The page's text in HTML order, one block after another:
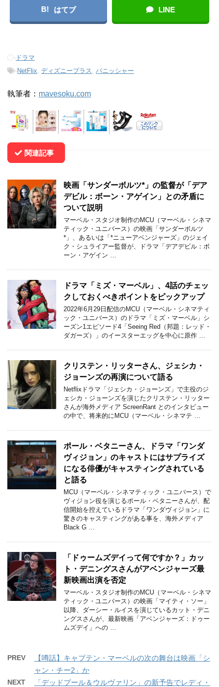
B! はてブ LINE
- ドラマ
-NetFlix ,ディズニープラス ,パニッシャー
執筆者： mavesoku.com
関連記事
映画「サンダーボルツ*」の監督が「デア
デビル：ボーン・アゲイン」との矛盾に
ついて説明
マーベル・スタジオ制作のMCU（マーベル・シネマ
ティック・ユニバース）の映画「サンダーボルツ
*」、あるいは「*ニューアベンジャーズ」のジェイ
ク・シュライアー監督が、ドラマ「デアデビル：ボ
ーン・アゲイン …
ドラマ「ミズ・マーベル」、4話のチェッ
クしておくべきポイントをピックアップ
2022年6月29日配信のMCU（マーベル・シネマティ
ック・ユニバース）のドラマ「ミズ・マーベル」シ
ーズン1エピソード4「Seeing Red（邦題：レッド・
ダガーズ）」のイースターエッグを中心に原作 …
クリステン・リッターさん、ジェシカ・
ジョーンズの再演について語る
Netflixドラマ「ジェシカ・ジョーンズ」で主役のジ
ェシカ・ジョーンズを演じたクリステン・リッター
さんが海外メディア ScreenRant とのインタビュー
の中で、将来的にMCU（マーベル・シネマテ …
ポール・ベタニーさん、ドラマ「ワンダ
ヴィジョン」のキャストにはサプライズ
になる俳優がキャスティングされている
と語る
MCU（マーベル・シネマティック・ユニバース）で
ヴィジョン役を演じるポール・ベタニーさんが、配
信開始を控えているドラマ「ワンダヴィジョン」に
驚きのキャスティングがある事を、海外メディア
Black G …
「ドゥームズデイって何ですか？」カッ
ト・デニングスさんがアベンジャーズ最
新映画出演を否定
マーベル・スタジオ制作のMCU（マーベル・シネマ
ティック・ユニバース）の映画「マイティ・ソー」
以降、ダーシー・ルイスを演じているカット・デニ
ングスさんが、最新映画「アベンジャーズ：ドゥー
ムズデイ」への …
PREV
【噂話】キャプテン・マーベルの次の舞台は映画「シ
ャン・チー2」か
NEXT
「デッドプール＆ウルヴァリン」の新予告でレディ・